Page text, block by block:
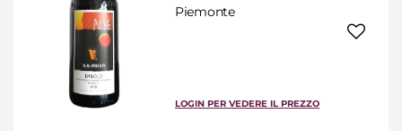
Piemonte
LOGIN PER VEDERE IL PREZZO